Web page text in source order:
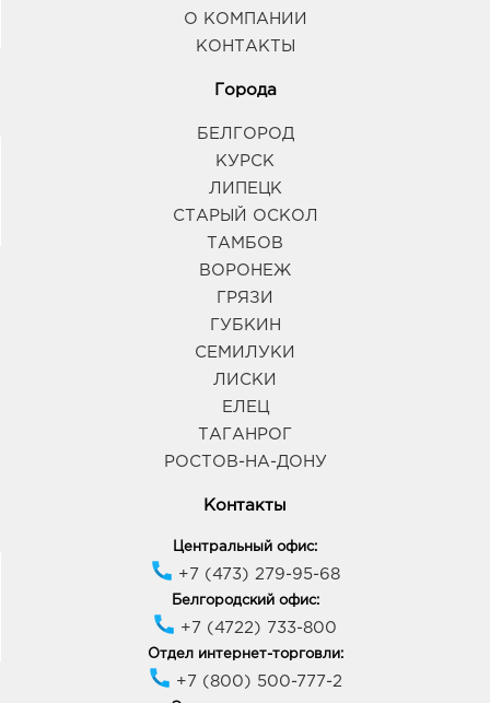
О КОМПАНИИ
КОНТАКТЫ
Города
БЕЛГОРОД
КУРСК
ЛИПЕЦК
СТАРЫЙ ОСКОЛ
ТАМБОВ
ВОРОНЕЖ
ГРЯЗИ
ГУБКИН
СЕМИЛУКИ
ЛИСКИ
ЕЛЕЦ
ТАГАНРОГ
РОСТОВ-НА-ДОНУ
Контакты
Центральный офис:
+7 (473) 279-95-68
Белгородский офис:
+7 (4722) 733-800
Отдел интернет-торговли:
+7 (800) 500-777-2